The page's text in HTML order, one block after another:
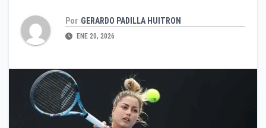
Por GERARDO PADILLA HUITRON
ENE 20, 2026